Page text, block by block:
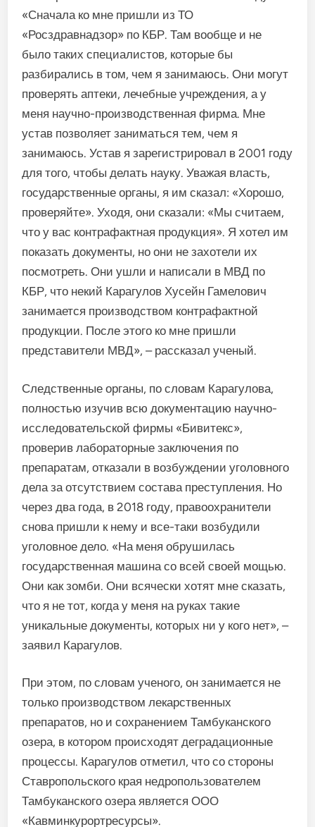
«Сначала ко мне пришли из ТО
«Росздравнадзор» по КБР. Там вообще и не
было таких специалистов, которые бы
разбирались в том, чем я занимаюсь. Они могут
проверять аптеки, лечебные учреждения, а у
меня научно-производственная фирма. Мне
устав позволяет заниматься тем, чем я
занимаюсь. Устав я зарегистрировал в 2001 году
для того, чтобы делать науку. Уважая власть,
государственные органы, я им сказал: «Хорошо,
проверяйте». Уходя, они сказали: «Мы считаем,
что у вас контрафактная продукция». Я хотел им
показать документы, но они не захотели их
посмотреть. Они ушли и написали в МВД по
КБР, что некий Карагулов Хусейн Гамелович
занимается производством контрафактной
продукции. После этого ко мне пришли
представители МВД», – рассказал ученый.
Следственные органы, по словам Карагулова,
полностью изучив всю документацию научно-
исследовательской фирмы «Бивитекс»,
проверив лабораторные заключения по
препаратам, отказали в возбуждении уголовного
дела за отсутствием состава преступления. Но
через два года, в 2018 году, правоохранители
снова пришли к нему и все-таки возбудили
уголовное дело. «На меня обрушилась
государственная машина со всей своей мощью.
Они как зомби. Они всячески хотят мне сказать,
что я не тот, когда у меня на руках такие
уникальные документы, которых ни у кого нет», –
заявил Карагулов.
При этом, по словам ученого, он занимается не
только производством лекарственных
препаратов, но и сохранением Тамбуканского
озера, в котором происходят деградационные
процессы. Карагулов отметил, что со стороны
Ставропольского края недропользователем
Тамбуканского озера является ООО
«Кавминкурортресурсы».